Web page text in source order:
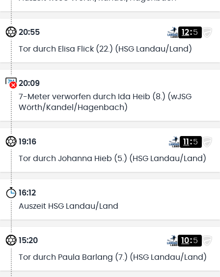
20:55 12:5
Tor durch Elisa Flick (22.) (HSG Landau/Land)
20:09
7-Meter verworfen durch Ida Heib (8.) (wJSG
Wörth/Kandel/Hagenbach)
19:16 11 :5
Tor durch Johanna Hieb (5.) (HSG Landau/Land)
16:12
Auszeit HSG Landau/Land
15:20 10:5
Tor durch Paula Barlang (7.) (HSG Landau/Land)